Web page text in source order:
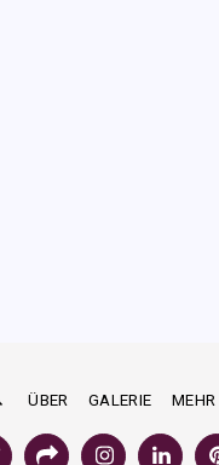
ÜBER GALERIE MEHR